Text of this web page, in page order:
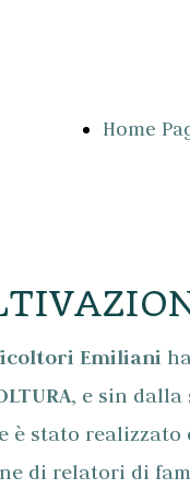
Home
Emiliani
, e sin dalla
è stato
di relatori di